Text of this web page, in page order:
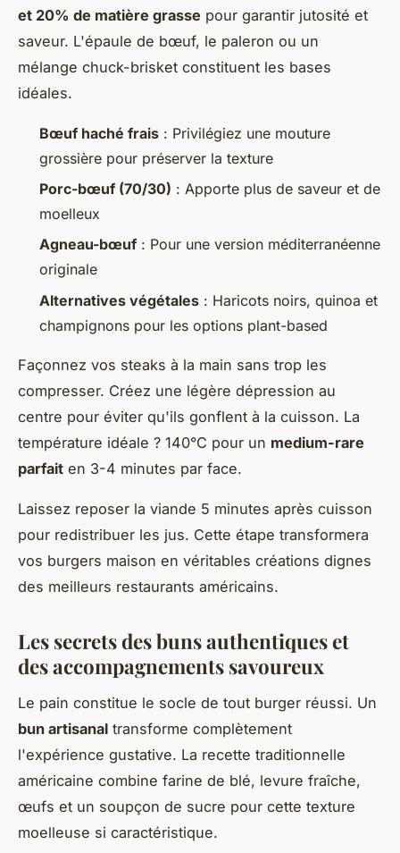
et 20% de matière grasse pour garantir jutosité et
saveur. L'épaule de bœuf, le paleron ou un
mélange chuck-brisket constituent les bases
idéales.
Bœuf haché frais : Privilégiez une mouture
grossière pour préserver la texture
Porc-bœuf (70/30) : Apporte plus de saveur et de
moelleux
Agneau-bœuf : Pour une version méditerranéenne
originale
Alternatives végétales : Haricots noirs, quinoa et
champignons pour les options plant-based
Façonnez vos steaks à la main sans trop les
compresser. Créez une légère dépression au
centre pour éviter qu'ils gonflent à la cuisson. La
température idéale ? 140°C pour un medium-rare
parfait en 3-4 minutes par face.
Laissez reposer la viande 5 minutes après cuisson
pour redistribuer les jus. Cette étape transformera
vos burgers maison en véritables créations dignes
des meilleurs restaurants américains.
Les secrets des buns authentiques et
des accompagnements savoureux
Le pain constitue le socle de tout burger réussi. Un
bun artisanal transforme complètement
l'expérience gustative. La recette traditionnelle
américaine combine farine de blé, levure fraîche,
œufs et un soupçon de sucre pour cette texture
moelleuse si caractéristique.